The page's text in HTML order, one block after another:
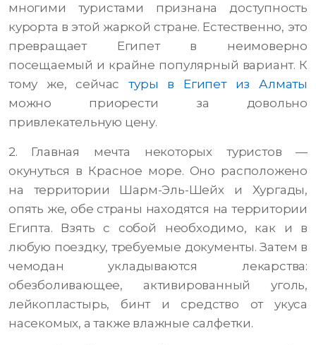
многими туристами признана доступность
курорта в этой жаркой стране. Естественно, это
превращает Египет в неимоверно
посещаемый и крайне популярный вариант. К
тому же, сейчастуры в Египет из Алматы
можно приорести за довольно
привлекательную цену.
2. Главная мечта некоторых туристов —
окунуться в Красное море. Оно расположено
на территории Шарм-Эль-Шейх и Хургады,
опять же, обе страны находятся на территории
Египта. Взять с собой необходимо, как и в
любую поездку, требуемые документы. Затем в
чемодан укладываются лекарства:
обезболивающее, активированный уголь,
лейкопластырь, бинт и средство от укуса
насекомых, а также влажные салфетки.